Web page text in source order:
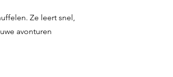
Ze leert snel,
avonturen